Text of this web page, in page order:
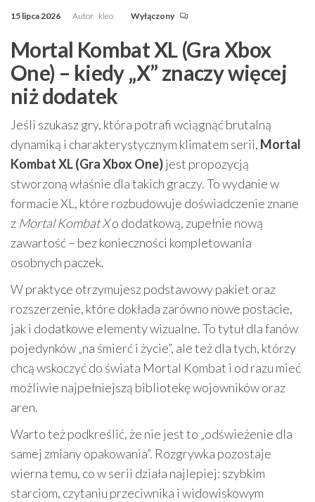
15 lipca 2026 Autor kleo Wyłączony
Mortal Kombat XL (Gra Xbox
One) – kiedy „X” znaczy więcej
niż dodatek
Jeśli szukasz gry, która potrafi wciągnąć brutalną
dynamiką i charakterystycznym klimatem serii, Mortal
Kombat XL (Gra Xbox One)jest propozycją
stworzoną właśnie dla takich graczy. To wydanie w
formacie XL, które rozbudowuje doświadczenie znane
z Mortal Kombat Xo dodatkową, zupełnie nową
zawartość – bez konieczności kompletowania
osobnych paczek.
W praktyce otrzymujesz podstawowy pakiet oraz
rozszerzenie, które dokłada zarówno nowe postacie,
jak i dodatkowe elementy wizualne. To tytuł dla fanów
pojedynków „na śmierć i życie”, ale też dla tych, którzy
chcą wskoczyć do świata Mortal Kombat i od razu mieć
możliwie najpełniejszą bibliotekę wojowników oraz
aren.
Warto też podkreślić, że nie jest to „odświeżenie dla
samej zmiany opakowania”. Rozgrywka pozostaje
wierna temu, co w serii działa najlepiej: szybkim
starciom, czytaniu przeciwnika i widowiskowym